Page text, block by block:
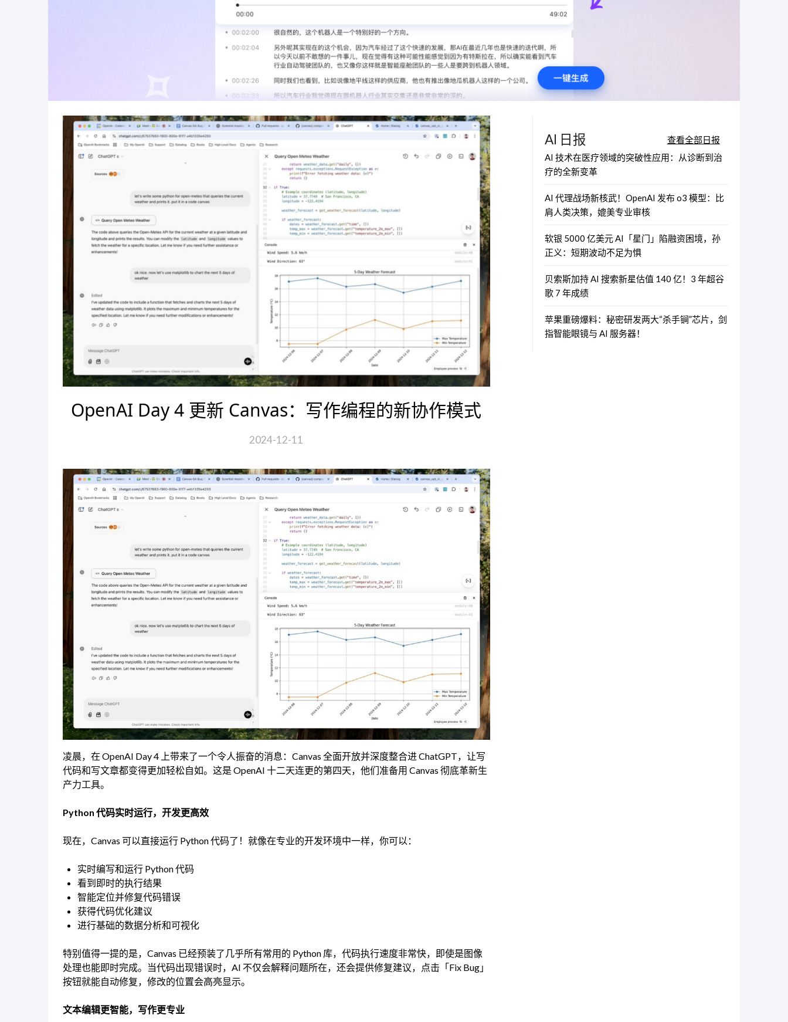
OpenAI Day 4 更新 Canvas：写作编程的新协作模式
2024-12-11
凌晨，在 OpenAI Day 4 上带来了一个令人振奋的消息：Canvas 全面开放并深度整合进 ChatGPT，让写
代码和写文章都变得更加轻松自如。这是 OpenAI 十二天连更的第四天，他们准备用 Canvas 彻底革新生
产力工具。
Python 代码实时运行，开发更高效
现在，Canvas 可以直接运行 Python 代码了！就像在专业的开发环境中一样，你可以：
实时编写和运行 Python 代码
看到即时的执行结果
智能定位并修复代码错误
获得代码优化建议
进行基础的数据分析和可视化
特别值得一提的是，Canvas 已经预装了几乎所有常用的 Python 库，代码执行速度非常快，即使是图像
处理也能即时完成。当代码出现错误时，AI 不仅会解释问题所在，还会提供修复建议，点击「Fix Bug」
按钮就能自动修复，修改的位置会高亮显示。
文本编辑更智能，写作更专业
AI 日报
查看全部日报
AI 技术在医疗领域的突破性应用：从诊断到治
疗的全新变革
AI 代理战场新核武！OpenAI 发布 o3 模型：比
肩人类决策，媲美专业审核
软银 5000 亿美元 AI「星门」陷融资困境，孙
正义：短期波动不足为惧
贝索斯加持 AI 搜索新星估值 140 亿！3 年超谷
歌 7 年成绩
苹果重磅爆料：秘密研发两大“杀手锏”芯片，剑
指智能眼镜与 AI 服务器！